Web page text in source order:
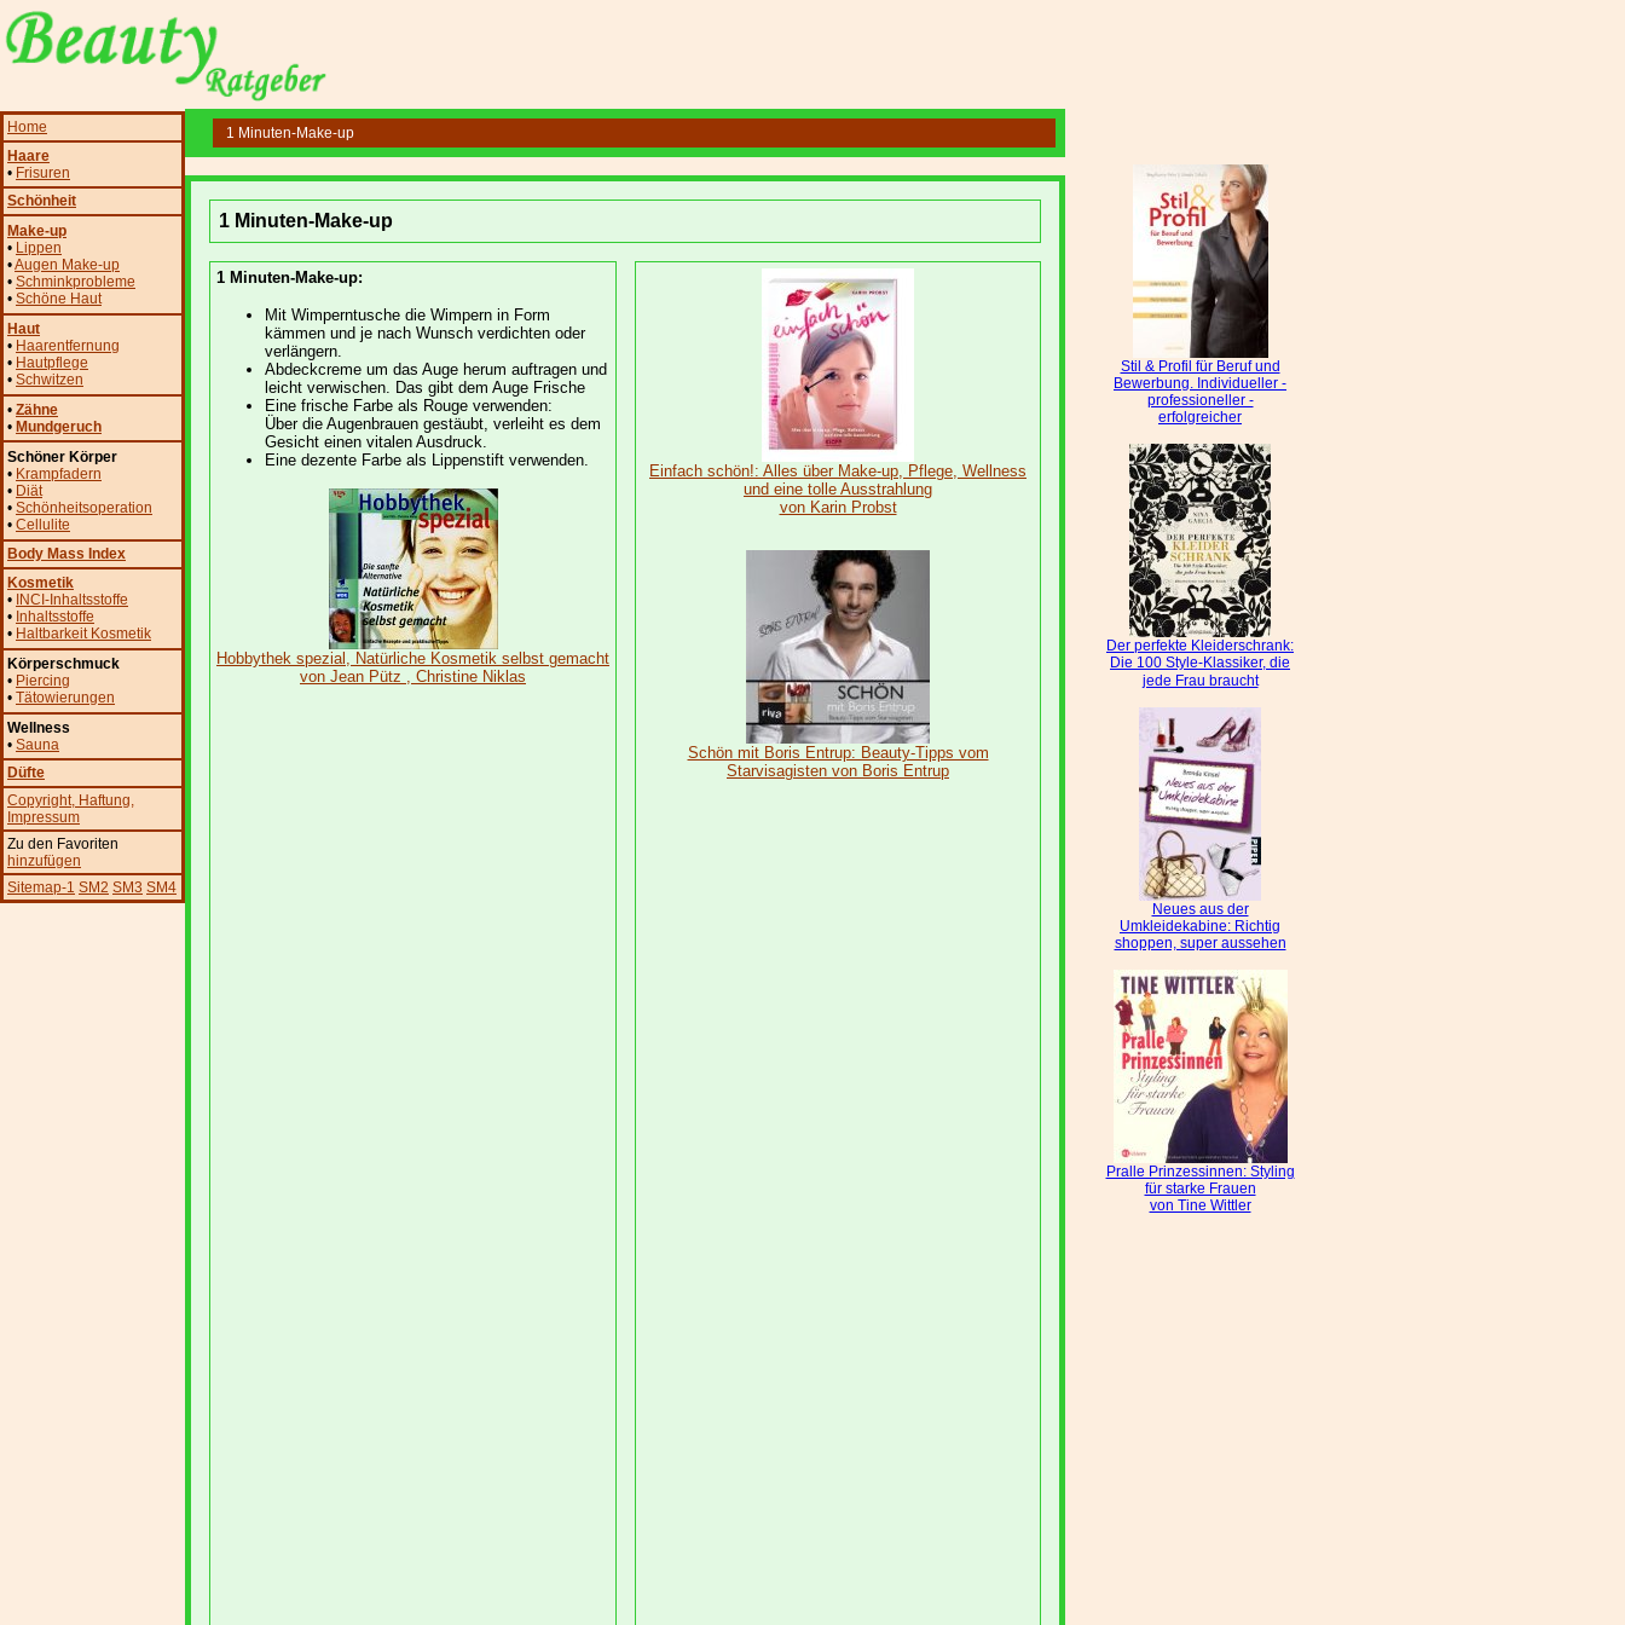
1 Minuten-Make-up
1 Minuten-Make-up
1 Minuten-Make-up:
Mit Wimperntusche die Wimpern in Form
kämmen und je nach Wunsch verdichten oder
verlängern.
Abdeckcreme um das Auge herum auftragen und
leicht verwischen. Das gibt dem Auge Frische
Eine frische Farbe als Rouge verwenden:
Über die Augenbrauen gestäubt, verleiht es dem
Gesicht einen vitalen Ausdruck.
Eine dezente Farbe als Lippenstift verwenden.
Hobbythek spezial, Natürliche Kosmetik selbst gemacht
von Jean Pütz , Christine Niklas
Einfach schön!: Alles über Make-up, Pflege, Wellness
und eine tolle Ausstrahlung
von Karin Probst
Schön mit Boris Entrup: Beauty-Tipps vom
Starvisagisten von Boris Entrup
Home
Haare
• Frisuren
Schönheit
Make-up
• Lippen
•Augen Make-up
• Schminkprobleme
• Schöne Haut
Haut
• Haarentfernung
• Hautpflege
• Schwitzen
• Zähne
• Mundgeruch
Schöner Körper
• Krampfadern
• Diät
• Schönheitsoperation
• Cellulite
Body Mass Index
Kosmetik
• INCI-Inhaltsstoffe
• Inhaltsstoffe
• Haltbarkeit Kosmetik
Körperschmuck
• Piercing
• Tätowierungen
Wellness
• Sauna
Düfte
Copyright, Haftung,
Impressum
Zu den Favoriten
hinzufügen
Sitemap-1 SM2 SM3 SM4